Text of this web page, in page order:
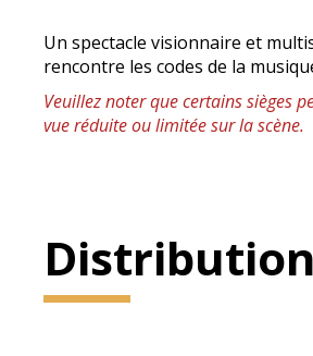
Un spectacle visionnaire et
rencontre les codes de la
Veuillez noter que certains sièges
vue réduite ou limitée sur la scène.
Distribution